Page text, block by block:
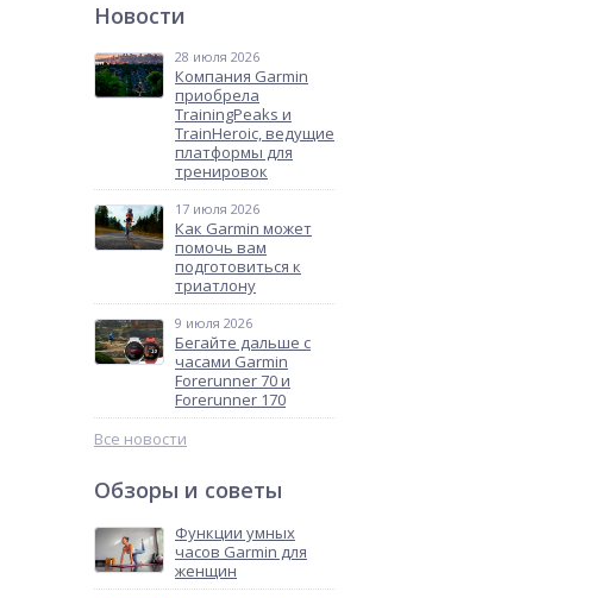
Новости
28 июля 2026
Компания Garmin
приобрела
TrainingPeaks и
TrainHeroic, ведущие
платформы для
тренировок
17 июля 2026
Как Garmin может
помочь вам
подготовиться к
триатлону
9 июля 2026
Бегайте дальше с
часами Garmin
Forerunner 70 и
Forerunner 170
Все новости
Обзоры и советы
Функции умных
часов Garmin для
женщин